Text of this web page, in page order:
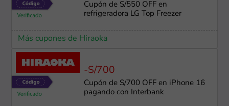
Cupón de S/550 OFF en
refrigeradora LG Top Freezer
Más cupones de Hiraoka
-S/700
Cupón de S/700 OFF en iPhone 16
pagando con Interbank